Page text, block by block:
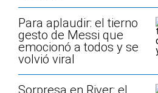
Para aplaudir: el tierno
gesto de Messi que
emocionó a todos y se
volvió viral
Sorpresa en River: el